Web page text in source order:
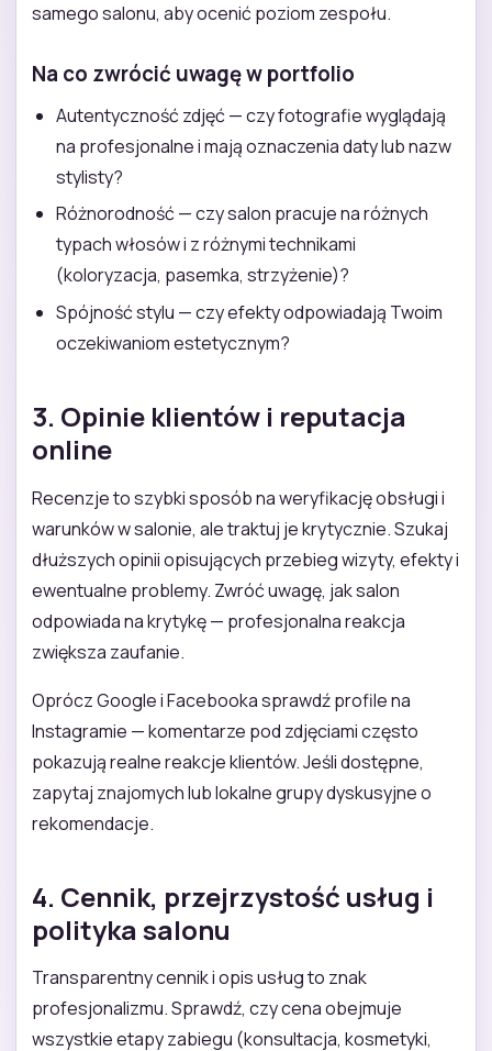
samego salonu, aby ocenić poziom zespołu.
Na co zwrócić uwagę w portfolio
Autentyczność zdjęć — czy fotografie wyglądają
na profesjonalne i mają oznaczenia daty lub nazw
stylisty?
Różnorodność — czy salon pracuje na różnych
typach włosów i z różnymi technikami
(koloryzacja, pasemka, strzyżenie)?
Spójność stylu — czy efekty odpowiadają Twoim
oczekiwaniom estetycznym?
3. Opinie klientów i reputacja
online
Recenzje to szybki sposób na weryfikację obsługi i
warunków w salonie, ale traktuj je krytycznie. Szukaj
dłuższych opinii opisujących przebieg wizyty, efekty i
ewentualne problemy. Zwróć uwagę, jak salon
odpowiada na krytykę — profesjonalna reakcja
zwiększa zaufanie.
Oprócz Google i Facebooka sprawdź profile na
Instagramie — komentarze pod zdjęciami często
pokazują realne reakcje klientów. Jeśli dostępne,
zapytaj znajomych lub lokalne grupy dyskusyjne o
rekomendacje.
4. Cennik, przejrzystość usług i
polityka salonu
Transparentny cennik i opis usług to znak
profesjonalizmu. Sprawdź, czy cena obejmuje
wszystkie etapy zabiegu (konsultacja, kosmetyki,